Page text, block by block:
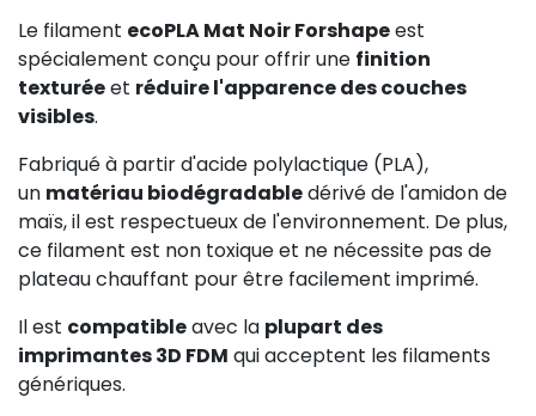
Le filament ecoPLA Mat Noir Forshapeest
spécialement conçu pour offrir une finition
texturéeet réduire l'apparence des couches
visibles.
Fabriqué à partir d'acide polylactique (PLA),
un matériau biodégradabledérivé de l'amidon de
maïs, il est respectueux de l'environnement. De plus,
ce filament est non toxique et ne nécessite pas de
plateau chauffant pour être facilement imprimé.
Il est compatibleavec la plupart des
imprimantes 3D FDM qui acceptent les filaments
génériques.